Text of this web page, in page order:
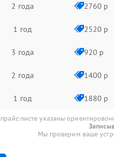
2 года 2760 р
1 год 2520 р
3 года 920 р
2 года 1400 р
1 год 1880 р
листе указаны
Мы проверим ваше